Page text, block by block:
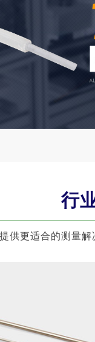
行
提供更适合的测量